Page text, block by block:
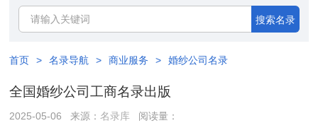
搜索名录
首页 > 名录导航 > 商业服务 > 婚纱公司名录
全国婚纱公司工商名录出版
2025-05-06 来源：名录库 阅读量：